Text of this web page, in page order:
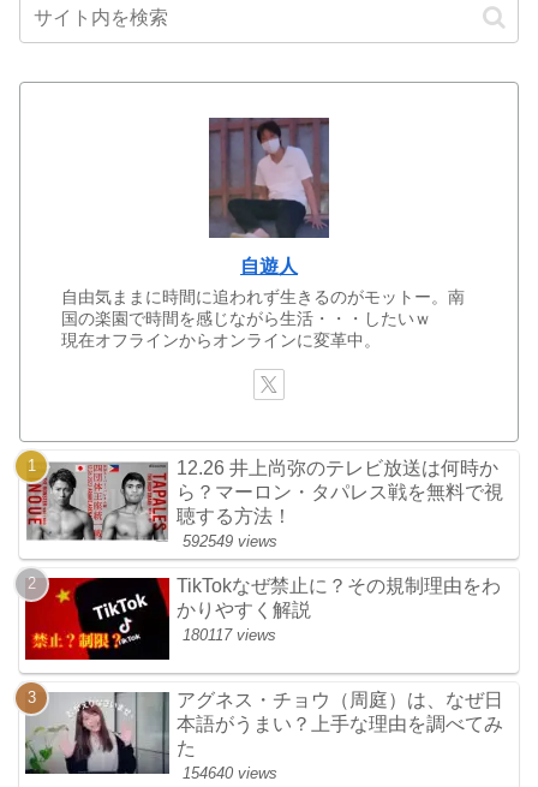
自遊人
自由気ままに時間に追われず生きるのがモットー。南
国の楽園で時間を感じながら生活・・・したいｗ
現在オフラインからオンラインに変革中。
12.26 井上尚弥のテレビ放送は何時か
ら？マーロン・タパレス戦を無料で視
聴する方法！
592549 views
TikTokなぜ禁止に？その規制理由をわ
かりやすく解説
180117 views
アグネス・チョウ（周庭）は、なぜ日
本語がうまい？上手な理由を調べてみ
た
154640 views